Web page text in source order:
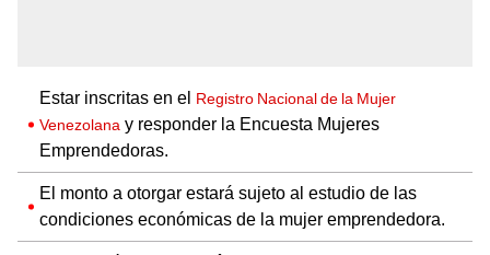
Estar inscritas en el Registro Nacional de la Mujer
Venezolana y responder la Encuesta Mujeres
Emprendedoras.
El monto a otorgar estará sujeto al estudio de las
condiciones económicas de la mujer emprendedora.